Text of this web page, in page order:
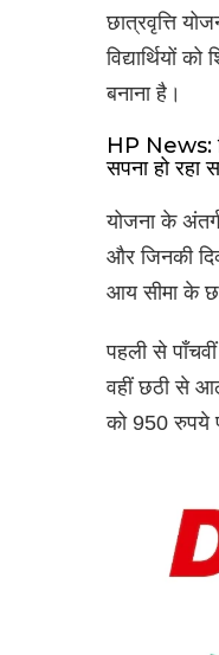
छात्रवृत्ति
विद्यार्थियों
बनाना है।
HP News:
सपना हो रहा
योजना के
और जिनकी
आय सीमा के
पहली से
वहीं छठी से
को 950 रुपये